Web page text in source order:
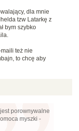
dla mnie
tzw Latarkę z
bym szybko
maili też nie
to chcę aby
porownywalne
myszki -